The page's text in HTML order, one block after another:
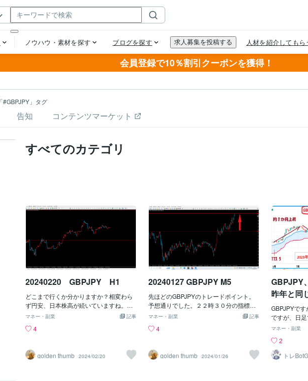
会員登録で10％割引クーポンを獲得！
「#GBPJPY」タグ
告知 コンテンツマーケット
すべてのカテゴリ
20240220 GBPJPY H1
どこまで行くか分かりますか？相変わら
ず円安、日本株高が続いていますね。さ
て、GBPJPYはすでに抵抗線を抜け目標
行き着く先は分かりますか？チャートが
では絶対にたどり着くという地点が分か
るようになります。GBPJPY H1
記事
マネー・副業
4
golden thumb 2024/02/20
20240127 GBPJPY M5
先ほどのGBPJPYのトレードポイント。
予想通りでした。２２時３０分の指標発
表の前から抵抗線を抜けていましたが、
で戻ると推測し、発表後サポートの抵抗
スプレッドが広かったのですが、、、）
先ほど目標値まで届きエグジットしまし
記事
マネー・副業
4
golden thumb 2024/01/26
GBPJPY
昨年と同
GBPJPYで
ですが、日
よう値動き
が入りまし
するか注目
は早とちり
マネー・副業
2
トレBotG